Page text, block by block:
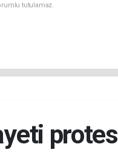
tutulamaz.